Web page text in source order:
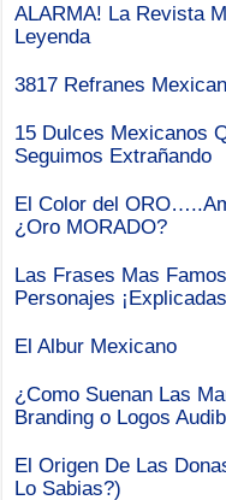
ALARMA! La Revista
Leyenda
3817 Refranes
15 Dulces Mexicanos
Seguimos Extrañando
El Color del
¿Oro MORADO?
Las Frases Mas
Personajes
El Albur Mexicano
¿Como Suenan Las
Branding o Logos
El Origen De Las
Lo Sabias?)